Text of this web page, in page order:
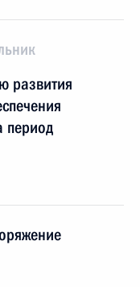
развития
период